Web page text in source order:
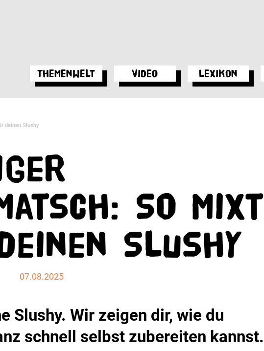
Themenwelt Video Lexikon
deinen Slushy
So mixt
Slushy
07.08.2025
Slushy. Wir zeigen dir, wie du
schnell selbst zubereiten kannst.